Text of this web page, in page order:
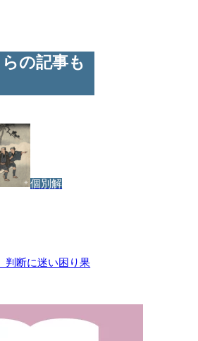
の記事も
個別解
判断に迷い困り果